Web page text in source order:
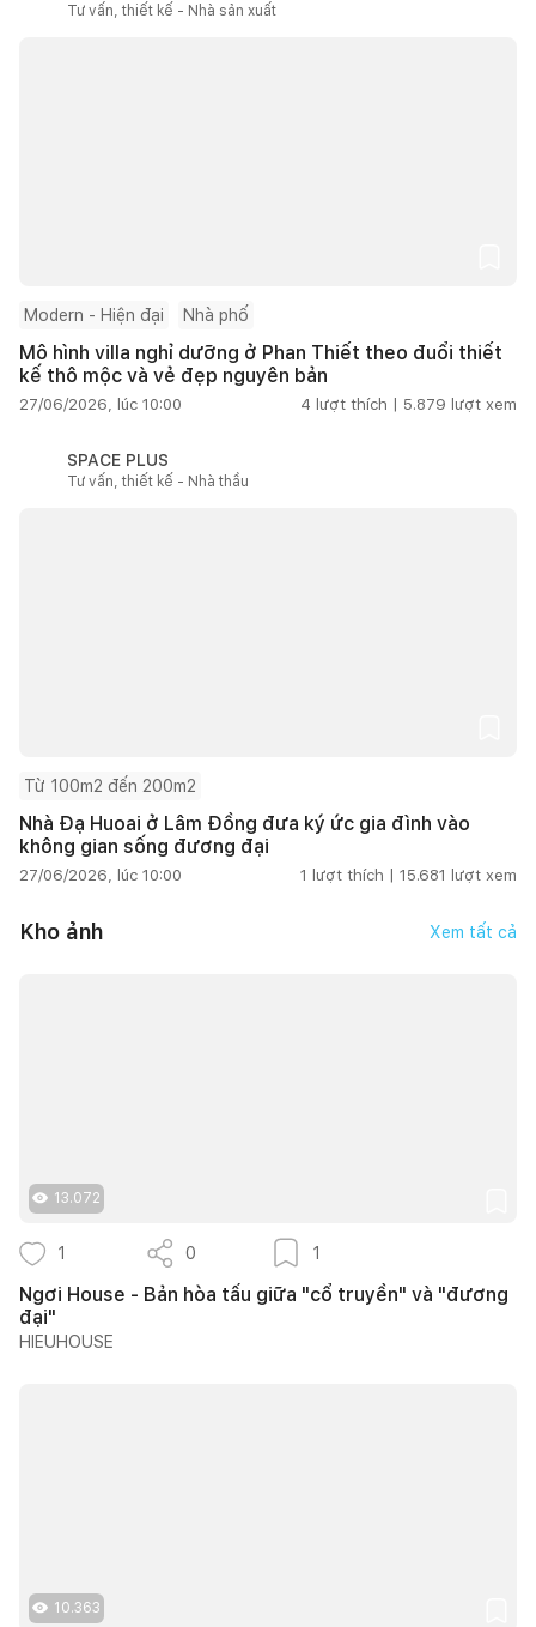
Tư vấn, thiết kế - Nhà sản xuất
Modern - Hiện đại Nhà phố
Mô hình villa nghỉ dưỡng ở Phan Thiết theo đuổi thiết
kế thô mộc và vẻ đẹp nguyên bản
27/06/2026, lúc 10:00 4 lượt thích | 5.879 lượt xem
SPACE PLUS
Tư vấn, thiết kế - Nhà thầu
Từ 100m2 đến 200m2
Nhà Đạ Huoai ở Lâm Đồng đưa ký ức gia đình vào
không gian sống đương đại
27/06/2026, lúc 10:00 1 lượt thích | 15.681 lượt xem
Kho ảnh Xem tất cả
13.072
1 0 1
Ngơi House - Bản hòa tấu giữa "cổ truyền" và "đương
đại"
HIEUHOUSE
10.363